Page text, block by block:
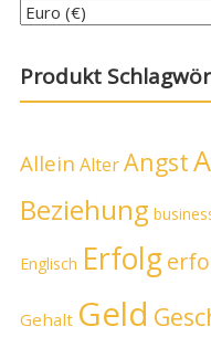
Produkt
Allein AlterAngst
Beziehung
Englisch Erfolg
Gehalt Geld